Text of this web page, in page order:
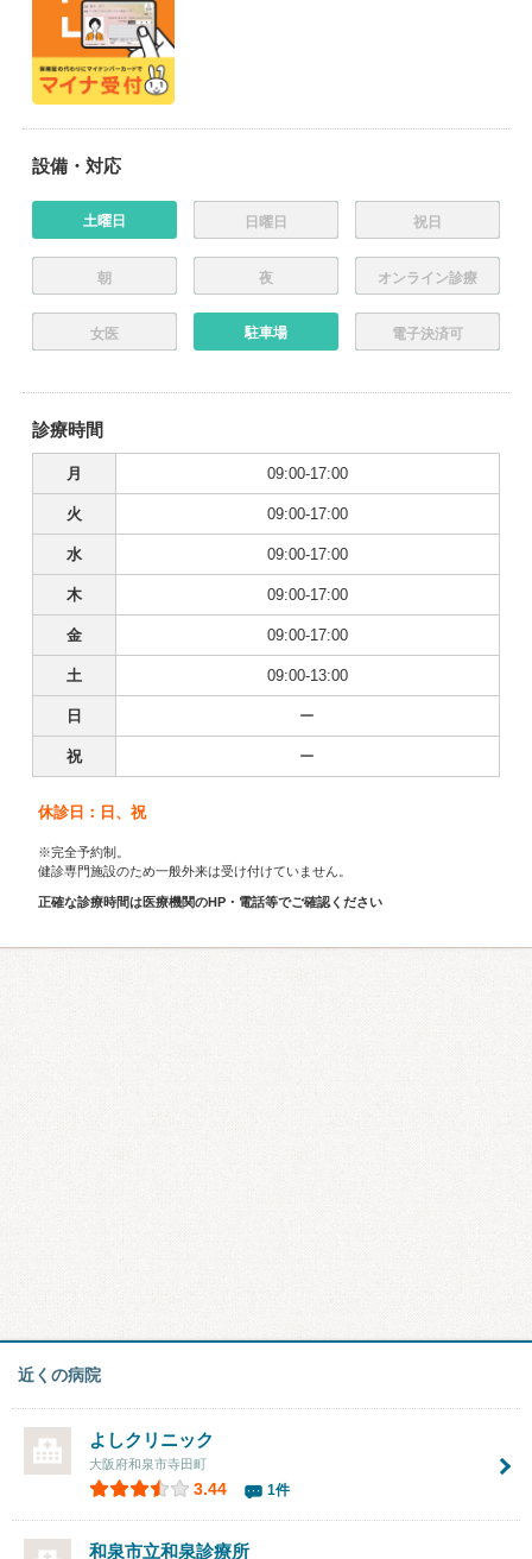
設備・対応
土曜日 日曜日 祝日
朝 夜 オンライン診療
女医 駐車場 電子決済可
診療時間
月 09:00-17:00
火 09:00-17:00
水 09:00-17:00
木 09:00-17:00
金 09:00-17:00
土 09:00-13:00
日 ー
祝 ー
休診日：日、祝
※完全予約制。
健診専門施設のため一般外来は受け付けていません。
正確な診療時間は医療機関のHP・電話等でご確認ください
近くの病院
よしクリニック
大阪府和泉市寺田町
3.44 1件
和泉市立和泉診療所